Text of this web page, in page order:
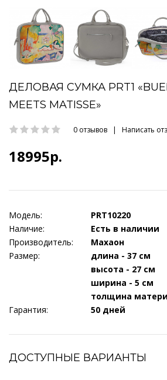
ДЕЛОВАЯ СУМКА PRT1
MEETS MATISSE»
0 отзывов | Написать
18995р.
Модель:
PRT10220
Наличие:
Есть в наличии
Производитель:
Махаон
Размер:
длина - 37 см
высота - 27 см
ширина - 5 см
толщина
Гарантия:
50 дней
ДОСТУПНЫЕ ВАРИАНТЫ